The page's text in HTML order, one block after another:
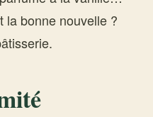
la bonne nouvelle ?